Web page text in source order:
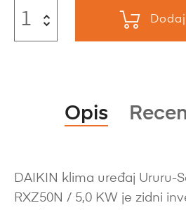
Opis
DAIKIN klima uređaj Ururu-
RXZ50N / 5,0 KW je zidni